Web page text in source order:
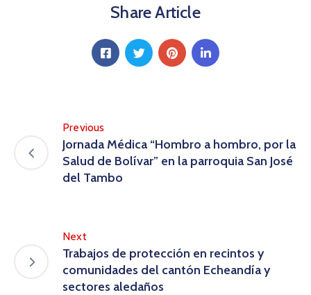
Share Article
Previous
Jornada Médica “Hombro a hombro, por la
Salud de Bolívar” en la parroquia San José
del Tambo
Next
Trabajos de protección en recintos y
comunidades del cantón Echeandía y
sectores aledaños